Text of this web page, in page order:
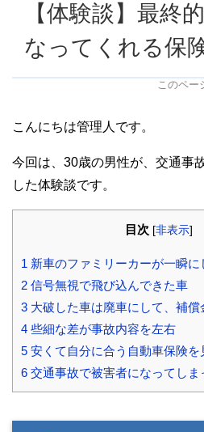
【体験談】最終
なってくれる保
このペー
こんにちは管理人です。
今回は、30歳の男性が、交通事
した体験談です。
目次 [非表示]
1 新車のファミリーカーが一瞬
2 信号無視で飛び込んできた車
3 大破した車は廃車にして、補償
4 些細な差が事故内容を左右
5 安くて自分に合う自動車保険を
6 交通事故で被害者になってしま